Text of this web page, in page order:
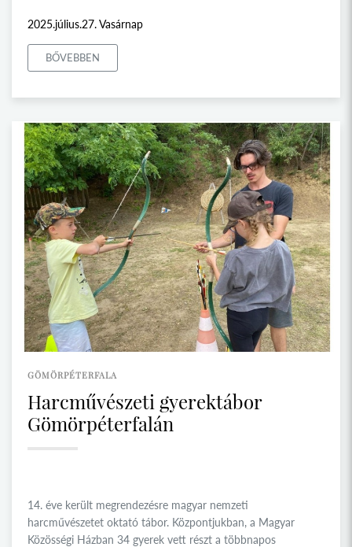
2025.július.27. Vasárnap
BŐVEBBEN
GÖMÖRPÉTERFALA
Harcművészeti gyerektábor
Gömörpéterfalán
14. éve került megrendezésre magyar nemzeti
harcművészetet oktató tábor. Központjukban, a Magyar
Közösségi Házban 34 gyerek vett részt a többnapos